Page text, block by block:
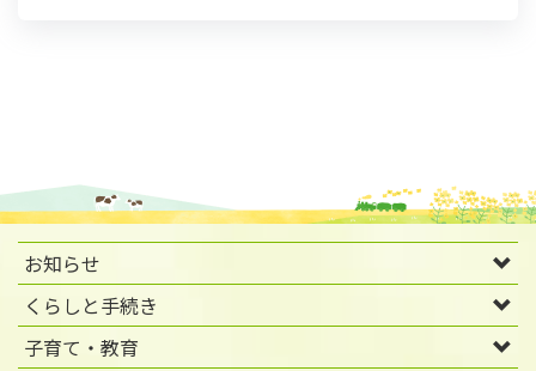
お知らせ
くらしと手続き
子育て・教育